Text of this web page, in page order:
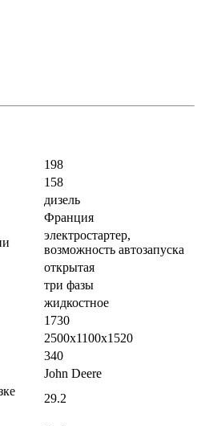
198
158
дизель
Франция
электростартер,
возможность автозапуска
открытая
три фазы
жидкостное
1730
2500x1100x1520
340
John Deere
29.2